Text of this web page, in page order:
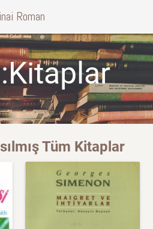
Roman
Tüm Kitaplar